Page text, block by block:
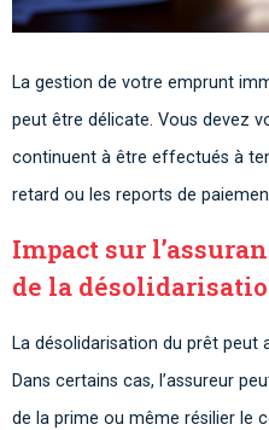
La gestion de votre emprunt
peut être délicate. Vous devez
continuent à être effectués à
retard ou les reports de
Impact sur
de la
La désolidarisation du prêt peut
Dans certains cas, l’assureur
de la prime ou même résilier le